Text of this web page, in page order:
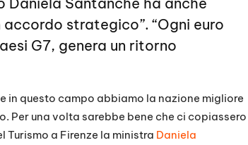
strategico”. “Ogni euro
G7, genera un ritorno
in questo campo abbiamo la nazione migliore
Per una volta sarebbe bene che ci copiassero
Turismo a Firenze la ministra Daniela